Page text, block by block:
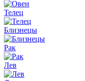
Телец
Близнецы
Рак
Лев